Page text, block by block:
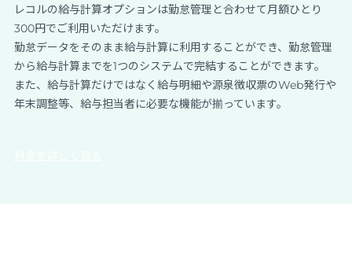
レコルの給与計算オプションは勤怠管理と合わせて月額ひとり
300円でご利用いただけます。
勤怠データをそのまま給与計算に利用することができ、勤怠管理
から給与計算までを1つのシステムで完結することができます。
また、給与計算だけではなく給与明細や源泉徴収票のWeb発行や
年末調整等、給与担当者に必要な機能が揃っています。